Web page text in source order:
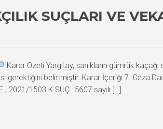
SUÇLARI VE
Karar Özeti Yargıtay, sanıkların gümrük
gerektiğini belirtmiştir. Karar İçeriği 7.
2021/1503 K.SUÇ : 5607 sayılı […]